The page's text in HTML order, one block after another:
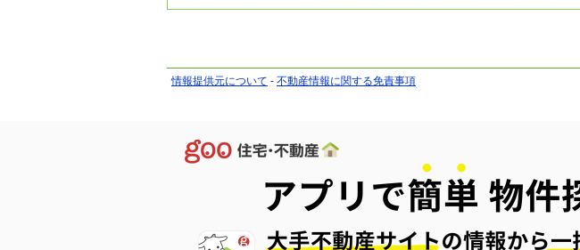
情報提供元について - 不動産情報に関する免責事項